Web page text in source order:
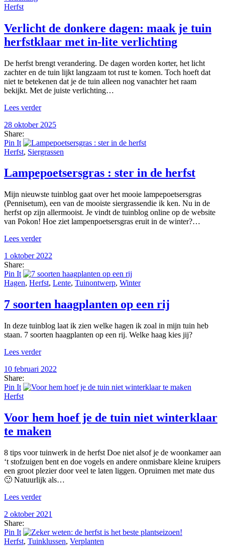
Herfst
Verlicht de donkere dagen: maak je tuin
herfstklaar met in-lite verlichting
De herfst brengt verandering. De dagen worden korter, het licht
zachter en de tuin lijkt langzaam tot rust te komen. Toch hoeft dat
niet te betekenen dat je de tuin alleen nog vanachter het raam
bekijkt. Met de juiste verlichting…
Lees verder
28 oktober 2025
Share:
Pin It
Herfst, Siergrassen
Lampepoetsersgras : ster in de herfst
Mijn nieuwste tuinblog gaat over het mooie lampepoetsersgras
(Pennisetum), een van de mooiste siergrassendie ik ken. Nu in de
herfst op zijn allermooist. Je vindt de tuinblog online op de website
van Pokon! Hoe ziet lampenpoetsersgras eruit in de winter?…
Lees verder
1 oktober 2022
Share:
Pin It
Hagen, Herfst, Lente, Tuinontwerp, Winter
7 soorten haagplanten op een rij
In deze tuinblog laat ik zien welke hagen ik zoal in mijn tuin heb
staan. 7 soorten haagplanten op een rij. Welke haag kies jij?
Lees verder
10 februari 2022
Share:
Pin It
Herfst
Voor hem hoef je de tuin niet winterklaar
te maken
8 tips voor tuinwerk in de herfst Doe niet alsof je de woonkamer aan
‘t stofzuigen bent en doe vogels en andere onmisbare kleine kruipers
een groot plezier door veel te laten liggen. Opruimen met mate dus
🙂 Natuurlijk als…
Lees verder
2 oktober 2021
Share:
Pin It
Herfst, Tuinklussen, Verplanten